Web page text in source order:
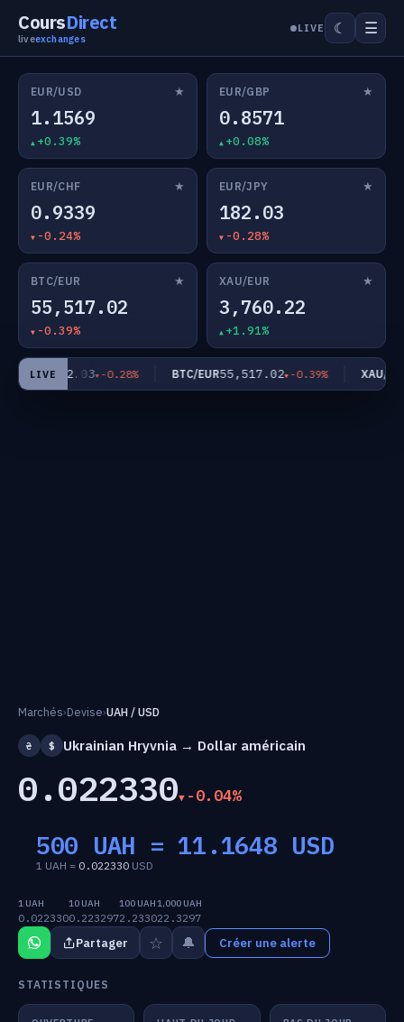
CoursDirect
liveexchanges
LIVE ☾ ☰
EUR/USD ★
1.1569
+0.39%
EUR/GBP ★
0.8571
+0.08%
EUR/CHF ★
0.9339
-0.24%
EUR/JPY ★
182.03
-0.28%
BTC/EUR ★
55,517.02
-0.39%
XAU/EUR ★
3,760.22
+1.91%
LIVE
JPY182.03 -0.28% BTC/EUR55,517.02 -0.39% XAU/EUR
Marchés›Devise›UAH / USD
₴ $ Ukrainian Hryvnia → Dollar américain
0.022330 -0.04%
500 UAH =11.1648 USD
1 UAH = 0.022330 USD
1 UAH
0.022330
10 UAH
0.223297
100 UAH
2.2330
1,000 UAH
22.3297
Partager ☆ 🔔 Créer une alerte
STATISTIQUES